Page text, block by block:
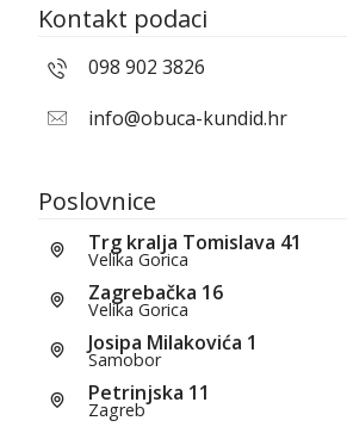
Kontakt podaci
098 902 3826
info@obuca-kundid.hr
Poslovnice
Trg kralja Tomislava 41
Velika Gorica
Zagrebačka 16
Velika Gorica
Josipa Milakovića 1
Samobor
Petrinjska 11
Zagreb